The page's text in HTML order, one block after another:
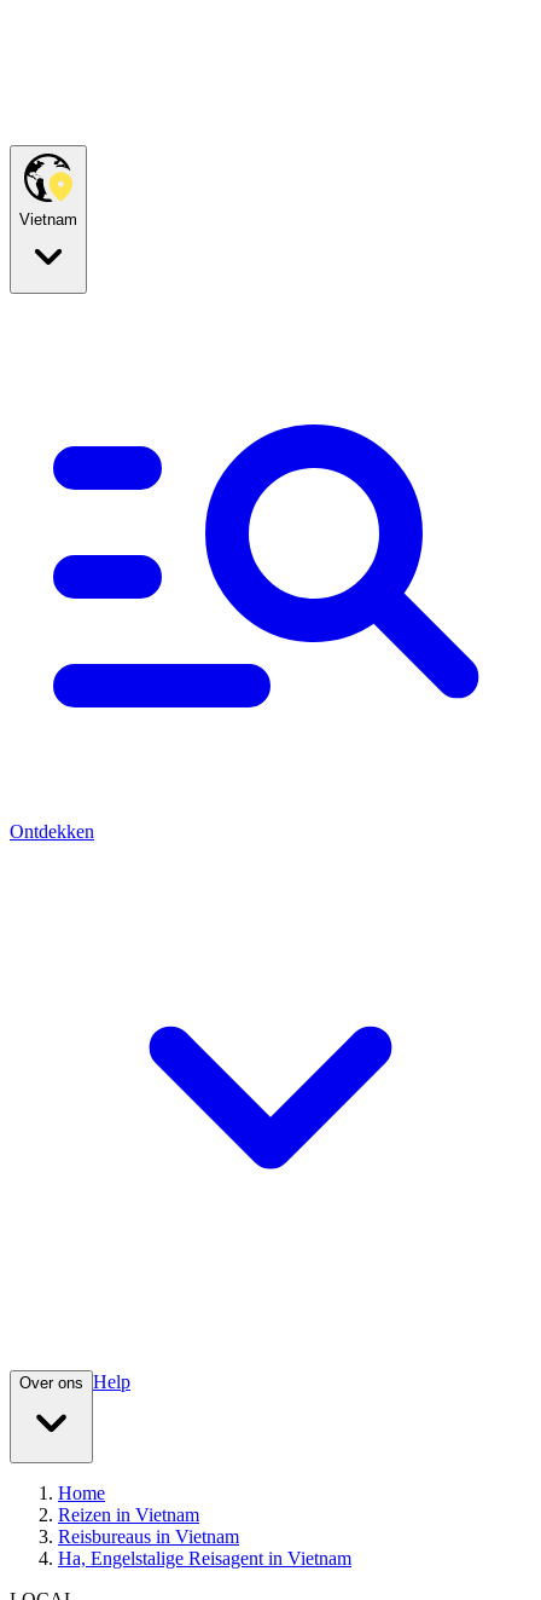
Vietnam
Ontdekken
Over ons Help
Home
Reizen in Vietnam
Reisbureaus in Vietnam
Ha, Engelstalige Reisagent in Vietnam